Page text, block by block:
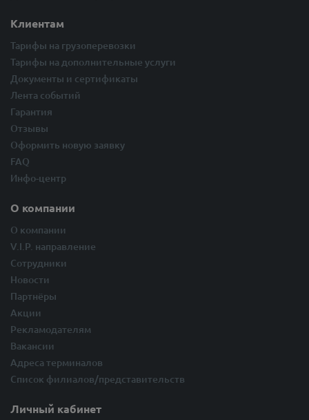
Клиентам
Тарифы на грузоперевозки
Тарифы на дополнительные услуги
Документы и сертификаты
Лента событий
Гарантия
Отзывы
Оформить новую заявку
FAQ
Инфо-центр
О компании
О компании
V.I.P. направление
Сотрудники
Новости
Партнёры
Акции
Рекламодателям
Вакансии
Адреса терминалов
Список филиалов/представительств
Личный кабинет